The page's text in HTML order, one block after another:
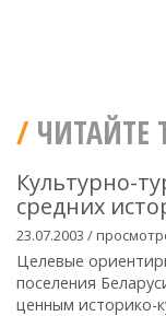
ЧИТАЙТЕ
Культурно-
средних
23.07.2003 /
Целевые
поселения
ценным историко-